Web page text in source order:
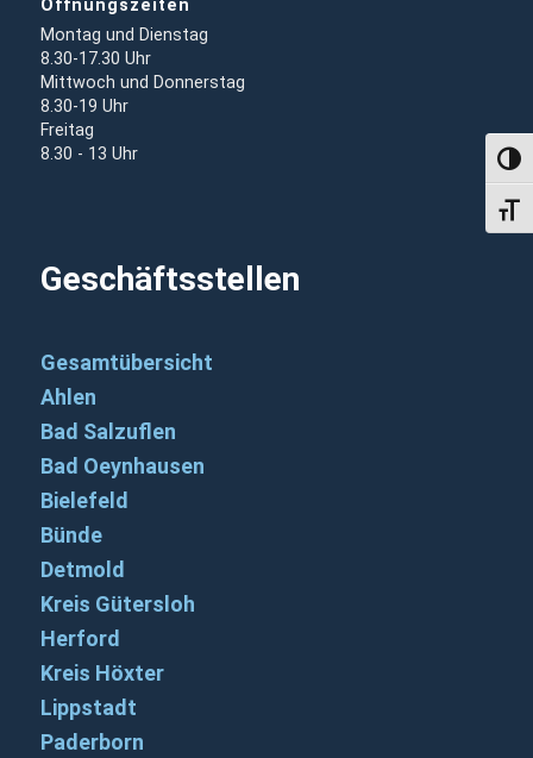
Öffnungszeiten
Montag und Dienstag
8.30-17.30 Uhr
Mittwoch und Donnerstag
8.30-19 Uhr
Freitag
8.30 - 13 Uhr
Geschäftsstellen
Gesamtübersicht
Ahlen
Bad Salzuflen
Bad Oeynhausen
Bielefeld
Bünde
Detmold
Kreis Gütersloh
Herford
Kreis Höxter
Lippstadt
Paderborn